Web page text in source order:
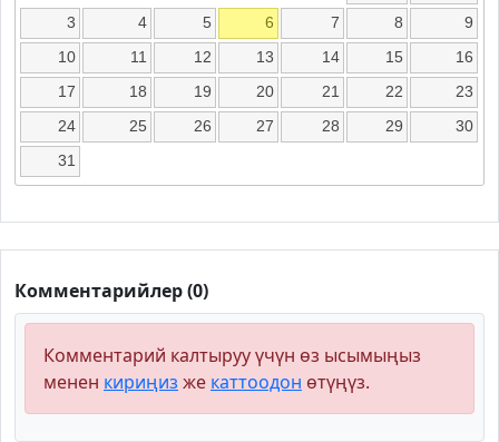
3
4 5 6 7 8
9
10
11 12 13 14 15
16
17
18 19 20 21 22
23
24
25 26 27 28 29
30
31
Комментарийлер (0)
Комментарий калтыруу үчүн өз ысымыңыз
менен кириңиз же каттоодон өтүңүз.